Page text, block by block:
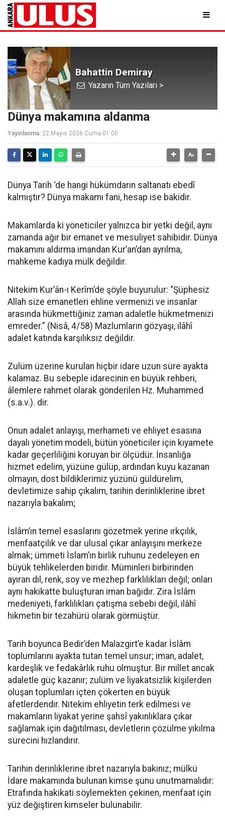
Bahattin Demiray
Yazarın Tüm Yazıları >
Dünya makamına aldanma
Yayınlanma: 22 Mayıs 2026 Cuma 01:00
Dünya Tarih ‘de hangi hükümdarın saltanatı ebedî
kalmıştır? Dünya makamı fani, hesap ise bakidir.
Makamlarda ki yöneticiler yalnızca bir yetki değil, aynı
zamanda ağır bir emanet ve mesuliyet sahibidir. Dünya
makamını aldırma imandan Kur’an’dan ayrılma,
mahkeme kadıya mülk değildir.
Nitekim Kur’ân-ı Kerîm’de şöyle buyurulur: “Şüphesiz
Allah size emanetleri ehline vermenizi ve insanlar
arasında hükmettiğiniz zaman adaletle hükmetmenizi
emreder.” (Nisâ, 4/58) Mazlumların gözyaşı, ilâhî
adalet katında karşılıksız değildir.
Zulüm üzerine kurulan hiçbir idare uzun süre ayakta
kalamaz. Bu sebeple idarecinin en büyük rehberi,
âlemlere rahmet olarak gönderilen Hz. Muhammed
(s.a.v.). dir.
Onun adalet anlayışı, merhameti ve ehliyet esasına
dayalı yönetim modeli, bütün yöneticiler için kıyamete
kadar geçerliliğini koruyan bir ölçüdür. İnsanlığa
hizmet edelim, yüzüne gülüp, ardından kuyu kazanan
olmayın, dost bildiklerimiz yüzünü güldürelim,
devletimize sahip çıkalım, tarihin derinliklerine ibret
nazarıyla bakalım;
İslâm’ın temel esaslarını gözetmek yerine ırkçılık,
menfaatçilik ve dar ulusal çıkar anlayışını merkeze
almak; ümmeti İslam’ın birlik ruhunu zedeleyen en
büyük tehlikelerden biridir. Müminleri birbirinden
ayıran dil, renk, soy ve mezhep farklılıkları değil; onları
aynı hakikatte buluşturan iman bağıdır. Zira İslâm
medeniyeti, farklılıkları çatışma sebebi değil, ilâhî
hikmetin bir tezahürü olarak görmüştür.
Tarih boyunca Bedir’den Malazgirt’e kadar İslâm
toplumlarını ayakta tutan temel unsur; iman, adalet,
kardeşlik ve fedakârlık ruhu olmuştur. Bir millet ancak
adaletle güç kazanır; zulüm ve liyakatsizlik kişilerden
oluşan toplumları içten çökerten en büyük
afetlerdendir. Nitekim ehliyetin terk edilmesi ve
makamların liyakat yerine şahsî yakınlıklara çıkar
sağlamak için dağıtılması, devletlerin çözülme yıkılma
sürecini hızlandırır.
Tarihin derinliklerine ibret nazarıyla bakınız; mülkü
İdare makamında bulunan kimse şunu unutmamalıdır:
Etrafında hakikati söylemekten çekinen, menfaat için
yüz değiştiren kimseler bulunabilir.